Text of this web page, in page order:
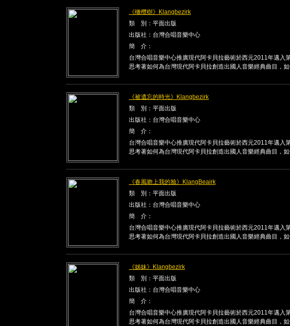
《橄欖樹》Klangbezirk
類 別：平面出版
出版社：台灣合唱音樂中心
簡 介：
台灣合唱音樂中心推廣現代阿卡貝拉藝術於西元2011年邁入
思考著如何為台灣現代阿卡貝拉創造出國人音樂經典曲目，
《被遺忘的時光》Klangbezirk
類 別：平面出版
出版社：台灣合唱音樂中心
簡 介：
台灣合唱音樂中心推廣現代阿卡貝拉藝術於西元2011年邁入
思考著如何為台灣現代阿卡貝拉創造出國人音樂經典曲目，
《春風吻上我的臉》KlangBeairk
類 別：平面出版
出版社：台灣合唱音樂中心
簡 介：
台灣合唱音樂中心推廣現代阿卡貝拉藝術於西元2011年邁入
思考著如何為台灣現代阿卡貝拉創造出國人音樂經典曲目，
《姊妹》Klangbezirk
類 別：平面出版
出版社：台灣合唱音樂中心
簡 介：
台灣合唱音樂中心推廣現代阿卡貝拉藝術於西元2011年邁入
思考著如何為台灣現代阿卡貝拉創造出國人音樂經典曲目，